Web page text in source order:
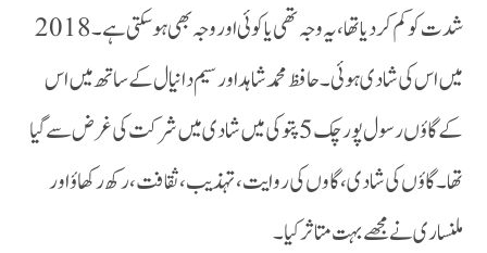
شدت کو کم کر دیا تھا ،یہ وجہ تھی یا کوئی اور وجہ بھی ہو سکتی ہے ۔ 2018
میں اس کی شادی ہوئی ۔ حافظ محمد شاہد اور سیم دانیال کے ساتھ میں اس
کے گاؤں رسول پور چک 5 پتوکی میں شادی میں شرکت کی غرض سےگیا
تھا۔ گاؤں کی شادی،گاوں کی روایت، تہذیب، ثقافت، رکھ رکھاؤ اور
ملنساری نے مجھے بہت متاثر کیا۔